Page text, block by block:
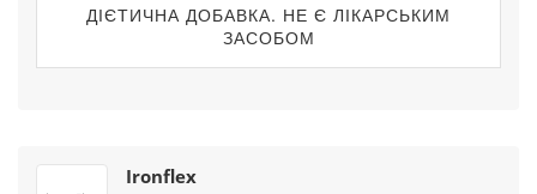
ДІЄТИЧНА ДОБАВКА. НЕ Є ЛІКАРСЬКИМ
ЗАСОБОМ
Ironflex